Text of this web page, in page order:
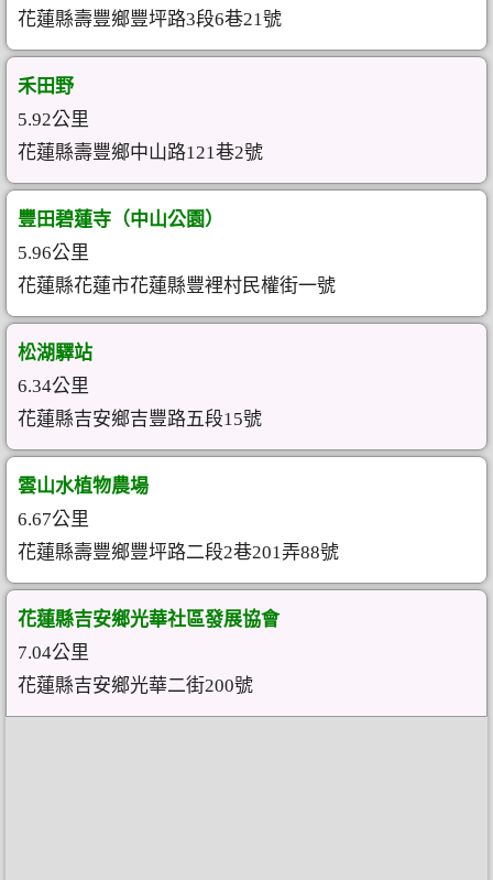
花蓮縣壽豐鄉豐坪路3段6巷21號
禾田野
5.92公里
花蓮縣壽豐鄉中山路121巷2號
豐田碧蓮寺（中山公園）
5.96公里
花蓮縣花蓮市花蓮縣豐裡村民權街一號
松湖驛站
6.34公里
花蓮縣吉安鄉吉豐路五段15號
雲山水植物農場
6.67公里
花蓮縣壽豐鄉豐坪路二段2巷201弄88號
花蓮縣吉安鄉光華社區發展協會
7.04公里
花蓮縣吉安鄉光華二街200號